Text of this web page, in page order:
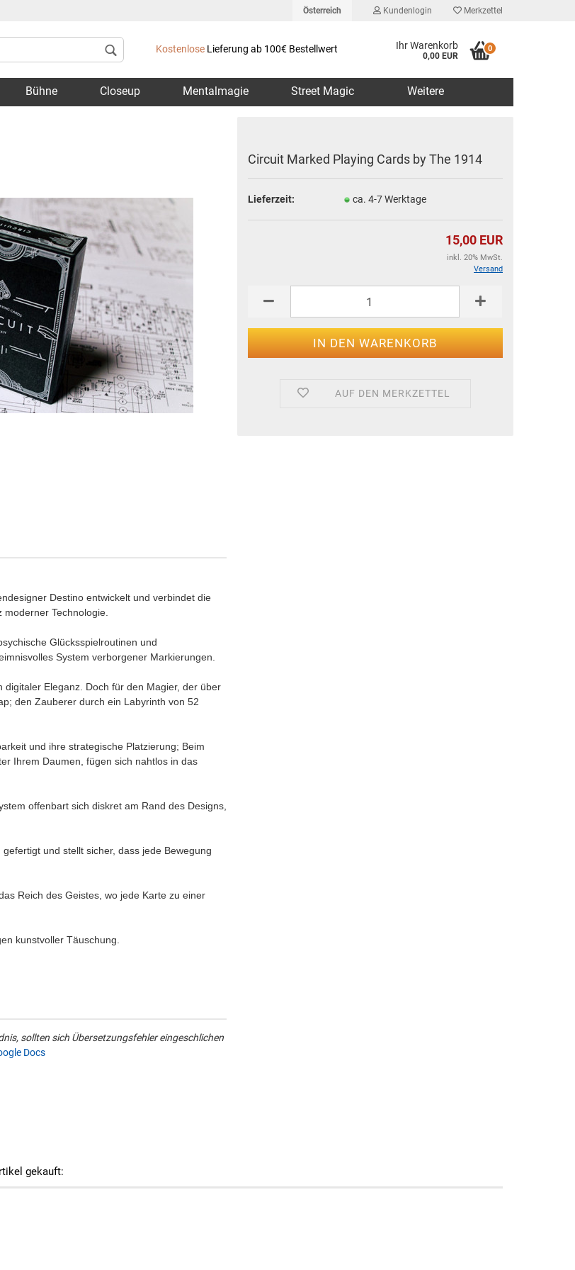
Österreich
Lieferland
Kundenlogin
Konto erstellen
Merkzettel
Kostenlose Lieferung ab 100€ Bestellwert Ihr Warenkorb
0,00 EUR
0
Bühne Closeup Mentalmagie Street Magic Weitere
Circuit Marked Playing Cards by The 1914
Lieferzeit: ca. 4-7 Werktage
15,00 EUR
inkl. 20% MwSt.
Versand
AUF DEN MERKZETTEL
Destino entwickelt und verbindet die
Technologie.
Glücksspielroutinen und
System verborgener Markierungen.
Eleganz. Doch für den Magier, der über
den Zauberer durch ein Labyrinth von 52
und ihre strategische Platzierung; Beim
Ihrem Daumen, fügen sich nahtlos in das
offenbart sich diskret am Rand des Designs,
und stellt sicher, dass jede Bewegung
Reich des Geistes, wo jede Karte zu einer
kunstvoller Täuschung.
sollten sich Übersetzungsfehler eingeschlichen
Docs
gekauft: